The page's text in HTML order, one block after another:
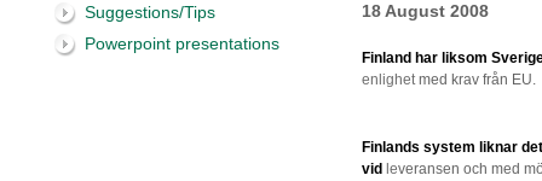
Suggestions/Tips
Powerpoint presentations
18 August 2008
Finland har liksom
enlighetmed krav från EU.
Finlands system liknar
vid everansen och med